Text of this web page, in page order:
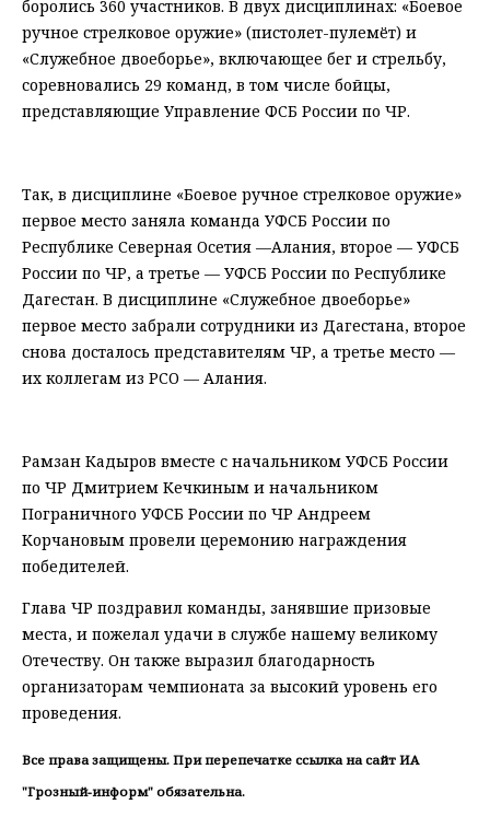
боролись 360 участников. В двух дисциплинах: «Боевое
ручное стрелковое оружие» (пистолет-пулемёт) и
«Служебное двоеборье», включающее бег и стрельбу,
соревновались 29 команд, в том числе бойцы,
представляющие Управление ФСБ России по ЧР.
Так, в дисциплине «Боевое ручное стрелковое оружие»
первое место заняла команда УФСБ России по
Республике Северная Осетия —Алания, второе — УФСБ
России по ЧР, а третье — УФСБ России по Республике
Дагестан. В дисциплине «Служебное двоеборье»
первое место забрали сотрудники из Дагестана, второе
снова досталось представителям ЧР, а третье место —
их коллегам из РСО — Алания.
Рамзан Кадыров вместе с начальником УФСБ России
по ЧР Дмитрием Кечкиным и начальником
Пограничного УФСБ России по ЧР Андреем
Корчановым провели церемонию награждения
победителей.
Глава ЧР поздравил команды, занявшие призовые
места, и пожелал удачи в службе нашему великому
Отечеству. Он также выразил благодарность
организаторам чемпионата за высокий уровень его
проведения.
Все права защищены. При перепечатке ссылка на сайт ИА
"Грозный-информ" обязательна.